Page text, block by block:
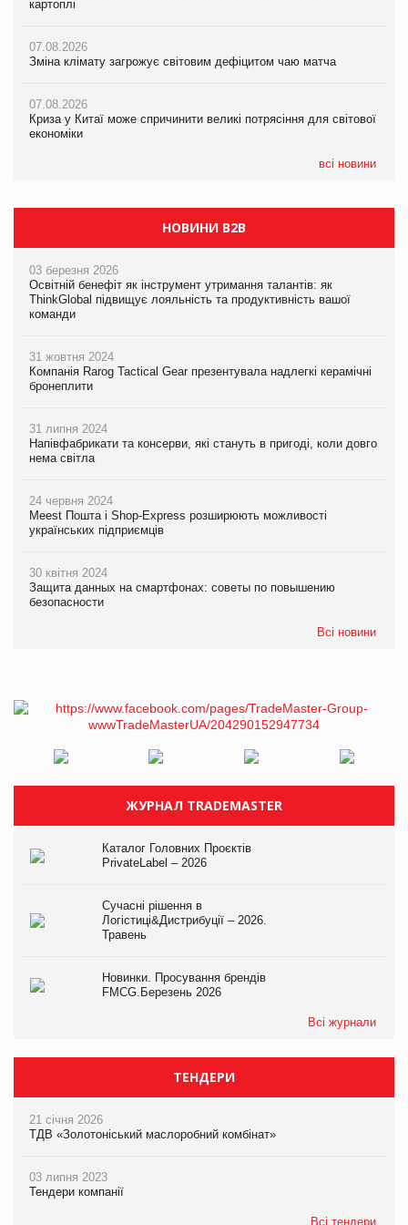
картоплі
07.08.2026
Зміна клімату загрожує світовим дефіцитом чаю матча
07.08.2026
Криза у Китаї може спричинити великі потрясіння для світової
економіки
всі новини
картоплі
07.08.2026
Зміна клімату загрожує світовим дефіцитом чаю матча
07.08.2026
Криза у Китаї може спричинити великі потрясіння для світової
економіки
Криза у Китаї може спричинити великі потрясіння для світової
економіки
07.08.2026
Kraft Heinz скоротила збиток у першому півріччі
НОВИНИ B2B
03 березня 2026
Освітній бенефіт як інструмент утримання талантів: як
ThinkGlobal підвищує лояльність та продуктивність вашої
команди
31 жовтня 2024
Компанія Rarog Tactical Gear презентувала надлегкі керамічні
бронеплити
31 липня 2024
Напівфабрикати та консерви, які стануть в пригоді, коли довго
нема світла
24 червня 2024
Meest Пошта і Shop-Express розширюють можливості
українських підприємців
30 квітня 2024
Защита данных на смартфонах: советы по повышению
безопасности
Всі новини
ЖУРНАЛ TRADEMASTER
Каталог Головних Проєктів
PrivateLabel – 2026
Сучасні рішення в
Логістиці&Дистрибуції – 2026.
Травень
Новинки. Просування брендів
FMCG.Березень 2026
Всі журнали
ТЕНДЕРИ
21 січня 2026
ТДВ «Золотоніський маслоробний комбінат»
03 липня 2023
Тендери компанії
Всі тендери